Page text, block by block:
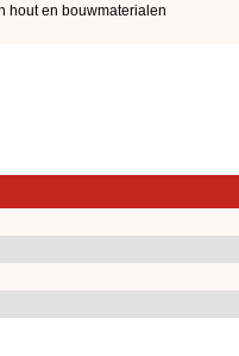
hout en bouwmaterialen